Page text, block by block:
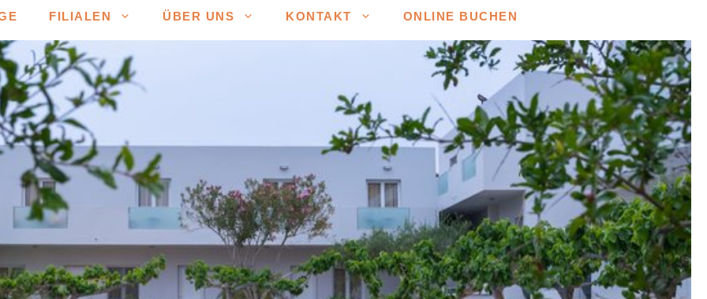
FILIALEN ÜBER UNS KONTAKT ONLINE BUCHEN